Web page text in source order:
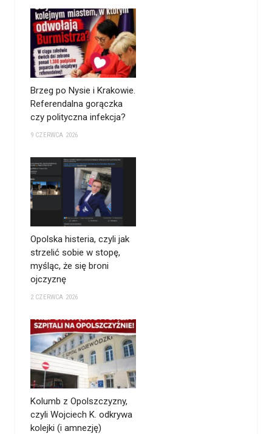
Brzeg po Nysie i Krakowie.
Referendalna gorączka
czy polityczna infekcja?
9 CZERWCA 2026
Opolska histeria, czyli jak
strzelić sobie w stopę,
myśląc, że się broni
ojczyznę
2 CZERWCA 2026
Kolumb z Opolszczyzny,
czyli Wojciech K. odkrywa
kolejki (i amnezję)